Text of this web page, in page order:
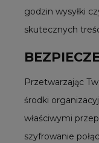
godzin wysyłki
skutecznych
Przetwarzając
środki
właściwymi
szyfrowanie